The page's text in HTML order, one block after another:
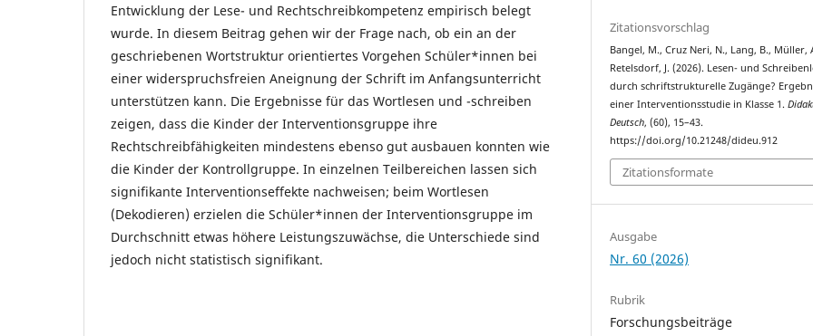
Entwicklung der Lese- und Rechtschreibkompetenz empirisch belegt
wurde. In diesem Beitrag gehen wir der Frage nach, ob ein an der
geschriebenen Wortstruktur orientiertes Vorgehen Schüler*innen bei
einer widerspruchsfreien Aneignung der Schrift im Anfangsunterricht
unterstützen kann. Die Ergebnisse für das Wortlesen und -schreiben
zeigen, dass die Kinder der Interventionsgruppe ihre
Rechtschreibfähigkeiten mindestens ebenso gut ausbauen konnten wie
die Kinder der Kontrollgruppe. In einzelnen Teilbereichen lassen sich
signifikante Interventionseffekte nachweisen; beim Wortlesen
(Dekodieren) erzielen die Schüler*innen der Interventionsgruppe im
Durchschnitt etwas höhere Leistungszuwächse, die Unterschiede sind
jedoch nicht statistisch signifikant.
Zitationsvorschlag
Bangel, M., Cruz Neri, N., Lang, B., Müller,
Retelsdorf, J. (2026). Lesen- und
durch schriftstrukturelle Zugänge?
einer Interventionsstudie in Klasse 1.
Deutsch, (60), 15–43.
https://doi.org/10.21248/dideu.912
Zitationsformate
Ausgabe
Nr. 60 (2026)
Rubrik
Forschungsbeiträge